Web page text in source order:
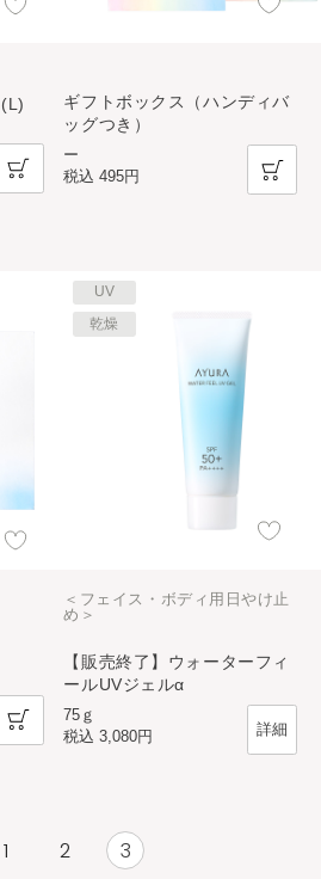
ギフトボックス（ハンディバ
ッグつき）
ー
税込495円
【販売終了】ウォーターフィ
ールUVジェルα
UV
乾燥
＜フェイス・ボディ用日やけ止
め＞
75ｇ
税込3,080円 詳細
1 2 3